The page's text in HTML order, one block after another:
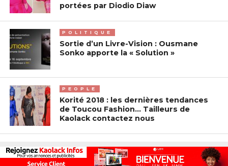
portées par Diodio Diaw
POLITIQUE
Sortie d’un Livre-Vision : Ousmane
Sonko apporte la « Solution »
PEOPLE
Korité 2018 : les dernières tendances
de Toucou Fashion… Tailleurs de
Kaolack contactez nous